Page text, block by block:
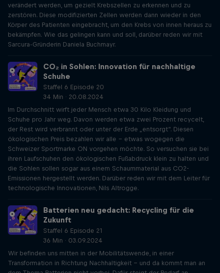
verändert werden, um gezielt Krebszellen zu erkennen und zu
zerstören. Diese modifizierten Zellen werden dann wieder in den
Körper des Patienten eingebracht, um den Krebs von innen heraus zu
bekämpfen. Wie das gelingen kann und soll, darüber reden wir mit
Sarcura-Gründerin Daniela Buchmayr.
CO₂ in Sohlen: Innovation für nachhaltige
Schuhe
Staffel 6 Episode 20
34 Min · 20.08.2024
Im Durchschnitt wirft jeder Mensch etwa 30 Kilo Kleidung und
Schuhe pro Jahr weg. Davon werden etwa zwei Prozent recycelt,
der Rest wird verbrannt oder unter der Erde „entsorgt“. Diesen
ökologischen Preis bezahlen wir alle - etwas wogegen die
Schweizer Sportmarke ON vorgehen möchte. So versuchen sie bei
ihren Laufschuhen den ökologischen Fußabdruck klein zu halten und
die Sohlen sollen sogar aus einem Schaummaterial aus CO2-
Emissionen hergestellt werden. Darüber reden wir mit dem Leiter für
technologische Innovationen, Nils Altrogge.
Batterien neu gedacht: Recycling für die
Zukunft
Staffel 6 Episode 21
36 Min · 03.09.2024
Wir befinden uns mitten in der Mobilitätswende, in einer
Transformation in Richtung Nachhaltigkeit – und da kommt man an